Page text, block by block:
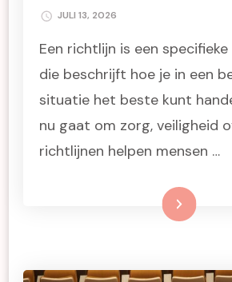
JULI 13, 2026
Een richtlijn is een
die beschrijft hoe je in een
situatie het beste kunt
nu gaat om zorg, veiligheid
richtlijnen helpen mensen …
Lees meer